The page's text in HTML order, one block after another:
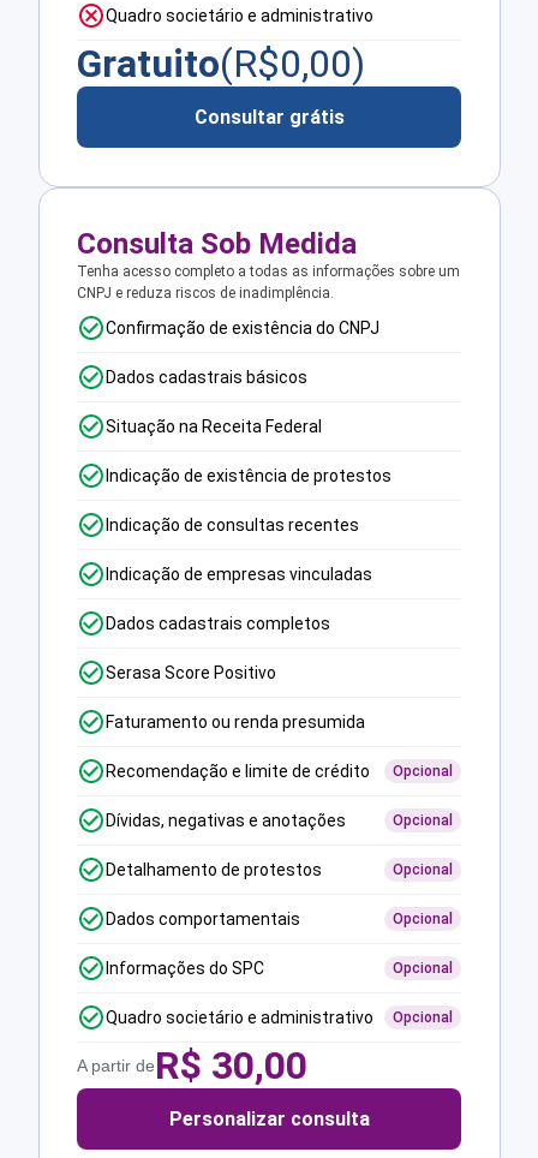
Quadro societário e administrativo
Gratuito(R$0,00)
Consultar grátis
Consulta Sob Medida
Tenha acesso completo a todas as informações sobre um
CNPJ e reduza riscos de inadimplência.
Confirmação de existência do CNPJ
Dados cadastrais básicos
Situação na Receita Federal
Indicação de existência de protestos
Indicação de consultas recentes
Indicação de empresas vinculadas
Dados cadastrais completos
Serasa Score Positivo
Faturamento ou renda presumida
Recomendação e limite de crédito Opcional
Dívidas, negativas e anotações Opcional
Detalhamento de protestos Opcional
Dados comportamentais Opcional
Informações do SPC Opcional
Quadro societário e administrativo Opcional
A partir deR$ 30,00
Personalizar consulta